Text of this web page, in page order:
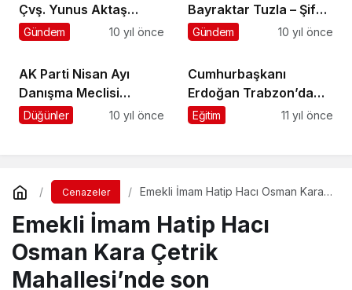
Çvş. Yunus Aktaş
Akyazı’da toprağa
Gündem 10 yıl önce
Bayraktar Tuzla – Şifa
Mahallesi’nde toprağa
Gündem 10 yıl önce
AK Parti Nisan Ayı
Danışma Meclisi
Toplantısı yapıldı
Düğünler 10 yıl önce
Cumhurbaşkanı
Erdoğan Trabzon’da
konuştu
Eğitim 11 yıl önce
Cenazeler
Emekli İmam Hatip Hacı Osman Kara
yolculuğuna uğurlandı
Emekli İmam Hatip Hacı
Osman Kara Çetrik
Mahallesi’nde son